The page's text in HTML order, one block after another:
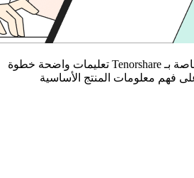
توفر أدلة الفيديو الخاصة بـ Tenorshare تعليمات واضحة خطوة
فهم معلومات المنتج الأساسية